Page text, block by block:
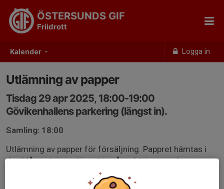
Kalender Logga in
ÖSTERSUNDS GIF
Friidrott
Utlämning av papper
Tisdag 29 apr 2025, 18:00-19:00
Gövikenhallens parkering (längst in).
Samling: 18:00
Utlämning av papper för försäljning. Pappret hämtas i
den blå containern längst in på parkeringen vid
Gövikenhallen. Ingen betalning på plats, pappret
faktureras i efterhand.